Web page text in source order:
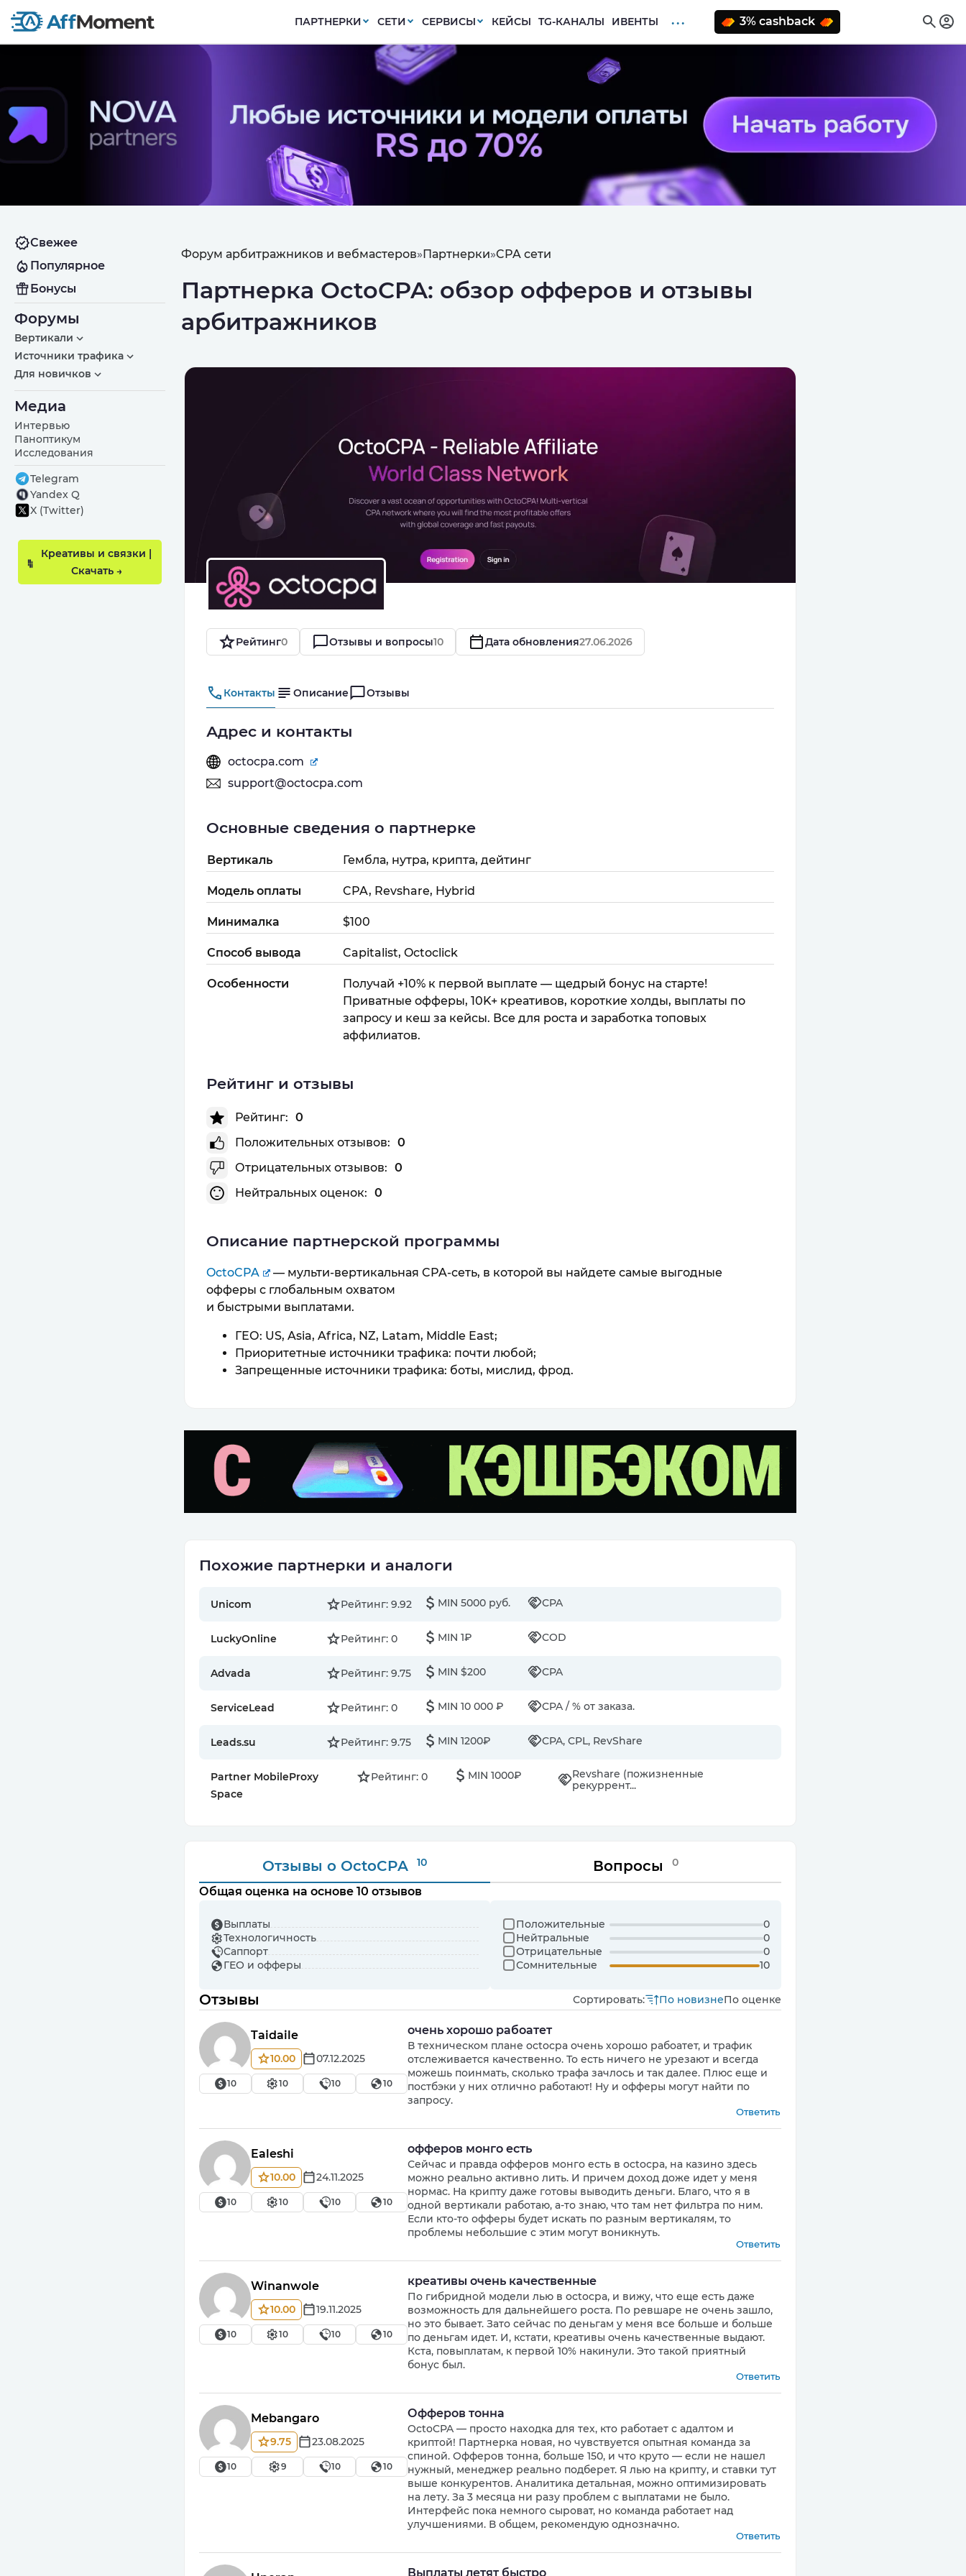
ПАРТНЕРКИ СЕТИ СЕРВИСЫ КЕЙСЫ TG-КАНАЛЫ ИВЕНТЫ . . . 3% cashback
Свежее
Популярное
Бонусы
Форумы
Вертикали
Источники трафика
Для новичков
Медиа
Интервью
Паноптикум
Исследования
Telegram
Yandex Q
X (Twitter)
Креативы и связки |
Скачать →
Форум арбитражников и вебмастеров»Партнерки»CPA сети
Партнерка OctoCPA: обзор офферов и отзывы
арбитражников
Рейтинг0 Отзывы и вопросы10 Дата обновления27.06.2026
Контакты Описание Отзывы
Адрес и контакты
octocpa.com
support@octocpa.com
Основные сведения о партнерке
Вертикаль Гембла, нутра, крипта, дейтинг
Модель оплаты CPA, Revshare, Hybrid
Минималка $100
Способ вывода Capitalist, Octoclick
Особенности
Получай +10% к первой выплате — щедрый бонус на старте!
Приватные офферы, 10K+ креативов, короткие холды, выплаты по
запросу и кеш за кейсы. Все для роста и заработка топовых
аффилиатов.
Рейтинг и отзывы
Рейтинг: 0
Положительных отзывов: 0
Отрицательных отзывов: 0
Нейтральных оценок: 0
Описание партнерской программы
OctoCPA
— мульти-вертикальная CPA-сеть, в которой вы найдете самые выгодные
офферы с глобальным охватом
и быстрыми выплатами.
ГЕО: US, Asia, Africa, NZ, Latam, Middle East;
Приоритетные источники трафика: почти любой;
Запрещенные источники трафика: боты, мислид, фрод.
Похожие партнерки и аналоги
Unicom Рейтинг: 9.92 MIN 5000 руб. СPA
LuckyOnline Рейтинг: 0 MIN 1₽ COD
Advada Рейтинг: 9.75 MIN $200 CPA
ServiceLead Рейтинг: 0 MIN 10 000 ₽ CPA / % от заказа.
Leads.su Рейтинг: 9.75 MIN 1200₽ CPA, CPL, RevShare
Partner MobileProxy
Space
Рейтинг: 0 MIN 1000₽
Revshare (пожизненные
рекуррент...
Отзывы о OctoCPA 10 Вопросы 0
Общая оценка на основе 10 отзывов
Выплаты
Технологичность
Саппорт
ГЕО и офферы
Положительные
0
Нейтральные
0
Отрицательные
0
Сомнительные
10
Отзывы Сортировать: По новизнеПо оценке
Taidaile
10.00 07.12.2025
10 10 10 10
очень хорошо рабоатет
В техническом плане octocpa очень хорошо рабоатет, и трафик
отслеживается качественно. То есть ничего не урезают и всегда
можешь поинмать, сколько трафа зачлось и так далее. Плюс еще и
постбэки у них отлично работают! Ну и офферы могут найти по
запросу.
Ответить
Ealeshi
10.00 24.11.2025
10 10 10 10
офферов монго есть
Сейчас и правда офферов монго есть в octocpa, на казино здесь
можно реально активно лить. И причем доход доже идет у меня
нормас. На крипту даже готовы выводить деньги. Благо, что я в
одной вертикали работаю, а-то знаю, что там нет фильтра по ним.
Если кто-то офферы будет искать по разным вертикалям, то
проблемы небольшие с этим могут воникнуть.
Ответить
Winanwole
10.00 19.11.2025
10 10 10 10
креативы очень качественные
По гибридной модели лью в octocpa, и вижу, что еще есть даже
возможность для дальнейшего роста. По ревшаре не очень зашло,
но это бывает. Зато сейчас по деньгам у меня все больше и больше
по деньгам идет. И, кстати, креативы очень качественные выдают.
Кста, повыплатам, к первой 10% накинули. Это такой приятный
бонус был.
Ответить
Mebangaro
9.75 23.08.2025
10 9 10 10
Офферов тонна
OctoCPA — просто находка для тех, кто работает с адалтом и
криптой! Партнерка новая, но чувствуется опытная команда за
спиной. Офферов тонна, больше 150, и что круто — если не нашел
нужный, менеджер реально подберет. Я лью на крипту, и ставки тут
выше конкурентов. Аналитика детальная, можно оптимизировать
на лету. За 3 месяца ни разу проблем с выплатами не было.
Интерфейс пока немного сыроват, но команда работает над
улучшениями. В общем, рекомендую однозначно.
Ответить
Выплаты летят быстро